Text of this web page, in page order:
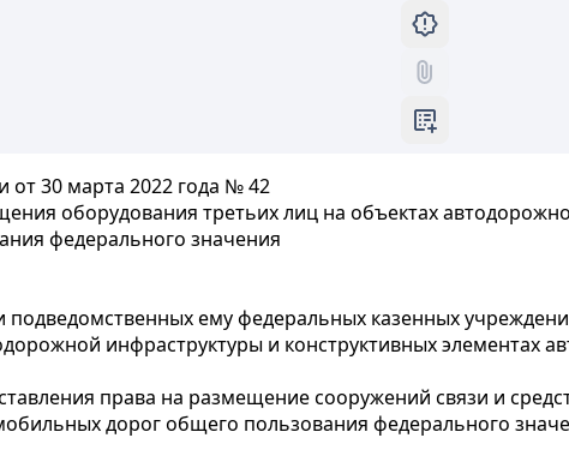
от 30 марта 2022 года № 42
оборудования третьих лиц на объектах
федерального значения
ему федеральных казенных
инфраструктуры и конструктивных элементах
права на размещение сооружений связи и
дорог общего пользования федерального